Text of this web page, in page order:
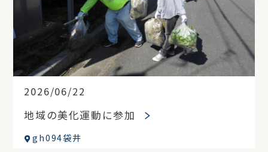
2026/06/22
地域の美化運動に参加
gh094袋井